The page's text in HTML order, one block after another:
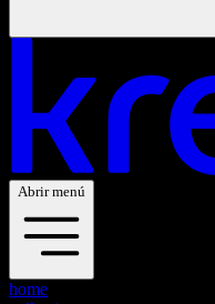
Abrir menú
home